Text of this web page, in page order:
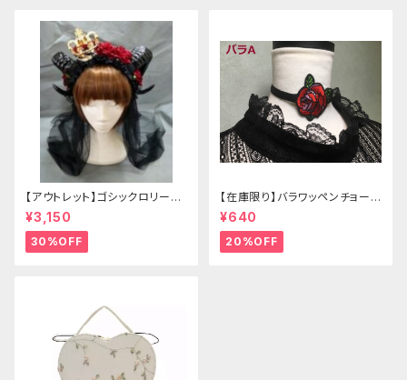
【アウトレット】ゴシックロリータ
ゴールドクラウン＆ホーン(ヴェ
ール付き)
¥3,150
30%OFF
【在庫限り】バラワッペンチョーカ
ー
¥640
20%OFF